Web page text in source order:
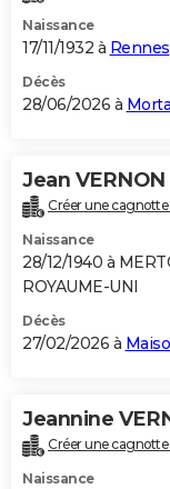
Dictionnaire
Biographies
Citations
Expressions
Proverbes
PROGRAMME TV
S'inscrire
Se connecter
Lycées
Collèges
Primaires
Universités
Entreprises
Service militaire
Avis de recherche
AVIS DE DÉCÈS
Bricolage
Lifestyle
Culture
Sport
Auto
Television
Voyage
Cinema
Naissance
17/11/1932 à Rennes
Décès
28/06/2026 à
Jean VERNON
Créer une cagnotte
Naissance
28/12/1940 à
ROYAUME-UNI
Décès
27/02/2026 à
Jeannine
Créer une cagnotte
Naissance